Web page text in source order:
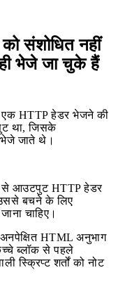
संशोधित नहीं
भेजे जा चुके हैं
एक HTTP हेडर भेजने की
था, जिसके
भेजे जाते थे।
से आउटपुट HTTP हेडर
बचने के लिए
चाहिए।
HTML अनुभाग
ब्लॉक से पहले
स्क्रिप्ट शर्तों को नोट